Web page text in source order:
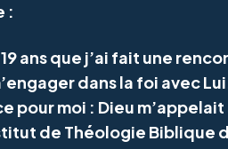
:
19 ans que j’ai fait une
dans la foi avec
pour moi : Dieu
de Théologie Biblique